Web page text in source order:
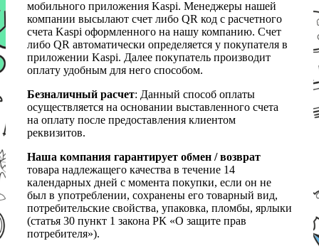
мобильного приложения Kaspi. Менеджеры нашей
компании высылают счет либо QR код с расчетного
счета Kaspi оформленного на нашу компанию. Счет
либо QR автоматически определяется у покупателя в
приложении Kaspi. Далее покупатель производит
оплату удобным для него способом.
Безналичный расчет: Данный способ оплаты
осуществляется на основании выставленного счета
на оплату после предоставления клиентом
реквизитов.
Наша компания гарантирует обмен / возврат
товара надлежащего качества в течение 14
календарных дней с момента покупки, если он не
был в употреблении, сохранены его товарный вид,
потребительские свойства, упаковка, пломбы, ярлыки
(статья 30 пункт 1 закона РК «О защите прав
потребителя»).